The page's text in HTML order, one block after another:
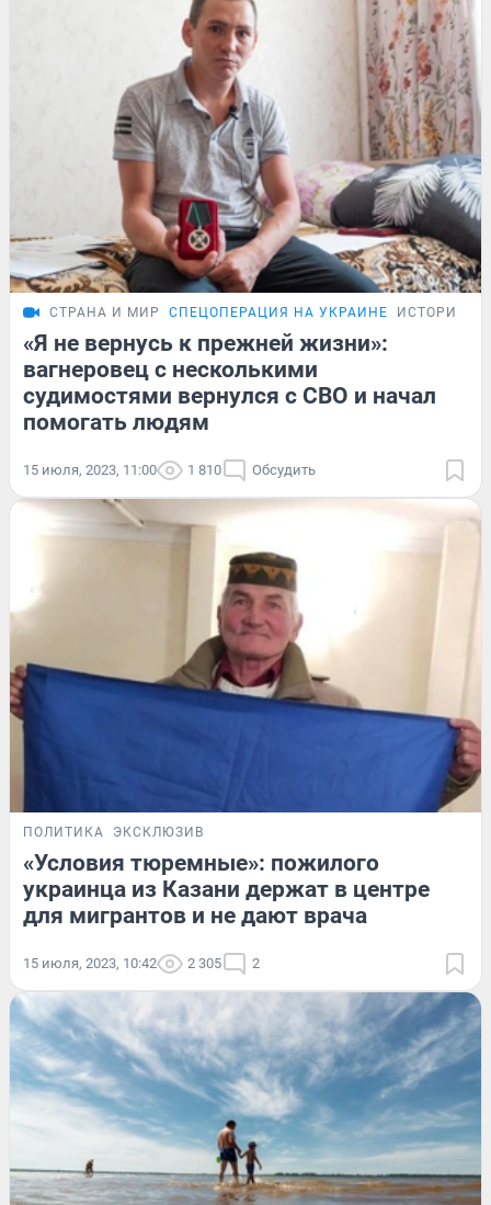
СТРАНА И МИР СПЕЦОПЕРАЦИЯ НА УКРАИНЕ ИСТОРИИ
«Я не вернусь к прежней жизни»:
вагнеровец с несколькими
судимостями вернулся с СВО и начал
помогать людям
15 июля, 2023, 11:00 1 810 Обсудить
ПОЛИТИКА ЭКСКЛЮЗИВ
«Условия тюремные»: пожилого
украинца из Казани держат в центре
для мигрантов и не дают врача
15 июля, 2023, 10:42 2 305 2